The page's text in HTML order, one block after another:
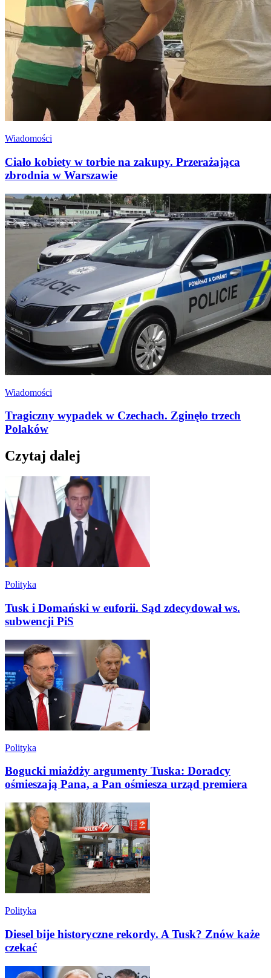
Wiadomości
Ciało kobiety w torbie na zakupy. Przerażająca
zbrodnia w Warszawie
Wiadomości
Tragiczny wypadek w Czechach. Zginęło trzech
Polaków
Czytaj dalej
Polityka
Tusk i Domański w euforii. Sąd zdecydował ws.
subwencji PiS
Polityka
Bogucki miażdży argumenty Tuska: Doradcy
ośmieszają Pana, a Pan ośmiesza urząd premiera
Polityka
Diesel bije historyczne rekordy. A Tusk? Znów każe
czekać